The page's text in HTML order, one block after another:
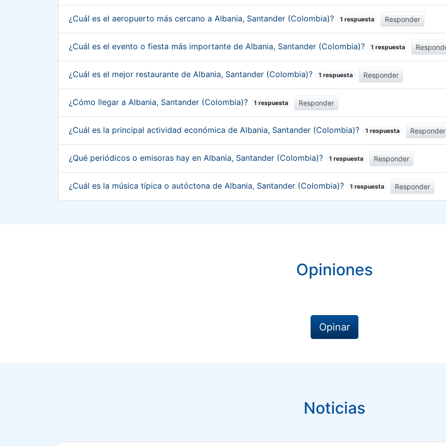
¿Cuál es el aeropuerto más cercano a Albania, Santander (Colombia)? 1 respuesta Responder
¿Cuál es el evento o fiesta más importante de Albania, Santander (Colombia)? 1 respuesta
¿Cuál es el mejor restaurante de Albania, Santander (Colombia)? 1 respuesta Responder
¿Cómo llegar a Albania, Santander (Colombia)? 1 respuesta Responder
¿Cuál es la principal actividad económica de Albania, Santander (Colombia)? 1 respuesta Responder
¿Qué periódicos o emisoras hay en Albania, Santander (Colombia)? 1 respuesta Responder
¿Cuál es la música típica o autóctona de Albania, Santander (Colombia)? 1 respuesta Responder
Opiniones
Opinar
Noticias